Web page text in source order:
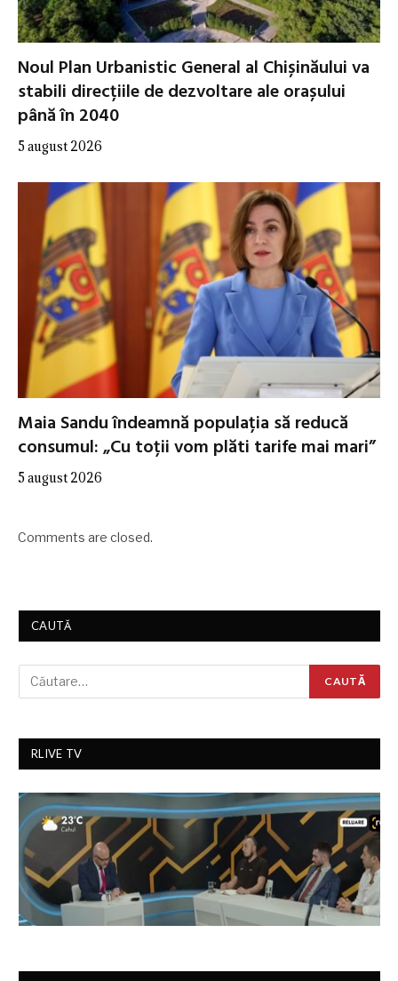
Noul Plan Urbanistic General al Chișinăului va
stabili direcțiile de dezvoltare ale orașului
până în 2040
5 august 2026
Maia Sandu îndeamnă populația să reducă
consumul: „Cu toții vom plăti tarife mai mari”
5 august 2026
Comments are closed.
CAUTĂ
RLIVE TV